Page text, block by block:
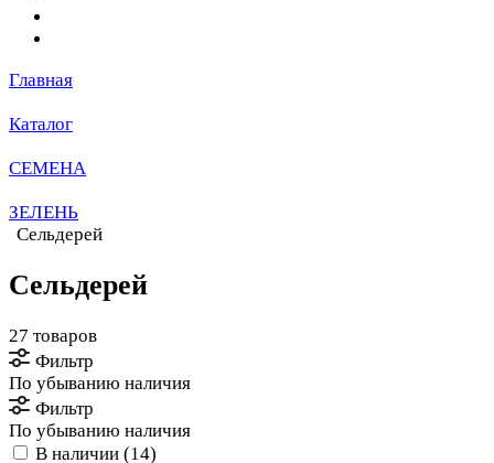
Главная
Каталог
СЕМЕНА
ЗЕЛЕНЬ
Сельдерей
Сельдерей
27 товаров
Фильтр
По убыванию наличия
Фильтр
По убыванию наличия
В наличии (14)